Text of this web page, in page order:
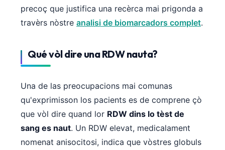
precoç que justifica una recèrca mai prigonda a
travèrs nòstre analisi de biomarcadors complet.
Qué vòl dire una RDW nauta?
Una de las preocupacions mai comunas
qu'exprimisson los pacients es de comprene çò
que vòl dire quand lor RDW dins lo tèst de
sang es naut. Un RDW elevat, medicalament
nomenat anisocitosi, indica que vòstres globuls